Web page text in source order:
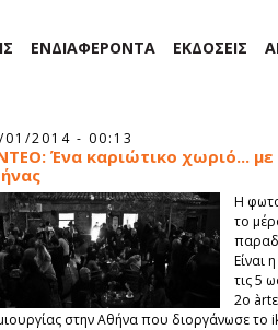
ΕΝΔΙΑΦΕΡΟΝΤΑ ΕΚΔΟΣΕΙΣ
01/2014 - 00:13
Ένα καριώτικο χωριό...
H
το
Είναι
τις 5
2ο
στην Αθήνα που διοργάνωσε το